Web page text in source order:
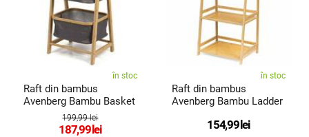
în stoc
Raft din bambus
Avenberg Bambu Basket
199,99 lei
187,99 lei
în stoc
Raft din bambus
Avenberg Bambu Ladder
154,99 lei